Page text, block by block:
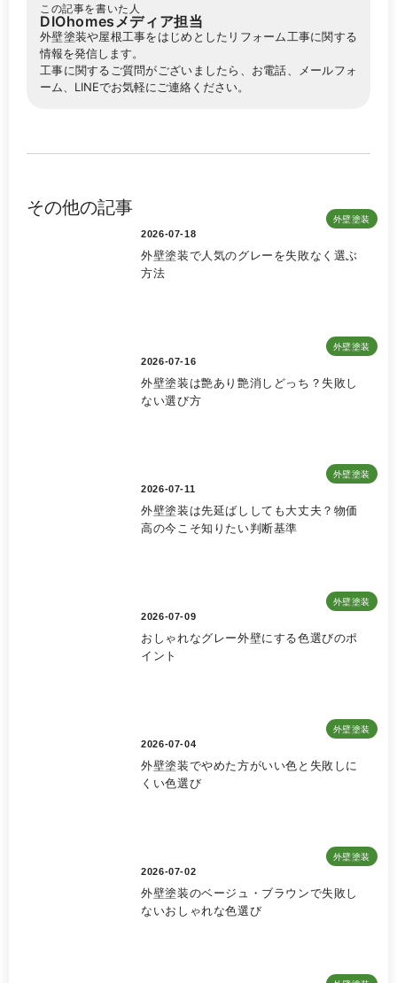
この記事を書いた人
DIOhomesメディア担当
外壁塗装や屋根工事をはじめとしたリフォーム工事に関する
情報を発信します。
工事に関するご質問がございましたら、お電話、メールフォ
ーム、LINEでお気軽にご連絡ください。
その他の記事
外壁塗装
2026-07-18
外壁塗装で人気のグレーを失敗なく選ぶ
方法
外壁塗装
2026-07-16
外壁塗装は艶あり艶消しどっち？失敗し
ない選び方
外壁塗装
2026-07-11
外壁塗装は先延ばししても大丈夫？物価
高の今こそ知りたい判断基準
外壁塗装
2026-07-09
おしゃれなグレー外壁にする色選びのポ
イント
外壁塗装
2026-07-04
外壁塗装でやめた方がいい色と失敗しに
くい色選び
外壁塗装
2026-07-02
外壁塗装のベージュ・ブラウンで失敗し
ないおしゃれな色選び